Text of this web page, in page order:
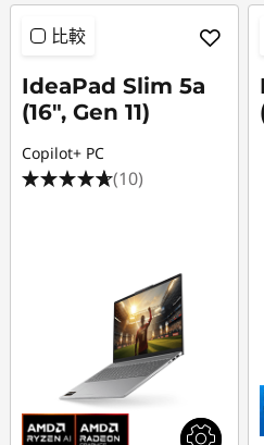
比較
IdeaPad Slim 5a
(16", Gen 11)
Copilot+ PC
(10)